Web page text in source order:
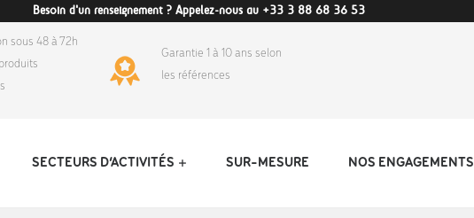
Besoin d'un renseignement ? Appelez-nous au +33 3 88 68 36 53
sous 48 à 72h
Garantie 1 à 10 ans selon
les références
SECTEURS D’ACTIVITÉS SUR-MESURE NOS ENGAGEMENTS